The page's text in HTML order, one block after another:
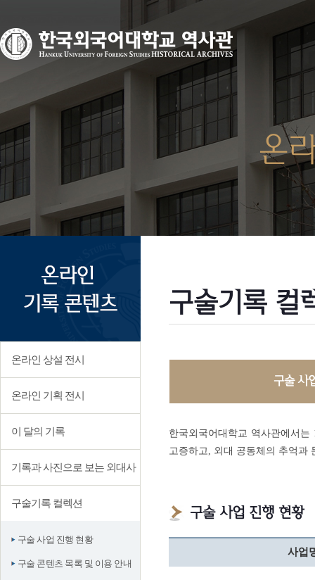
온라인 상설 전시
온라인 기획 전시
이 달의 기록
기록과 사진으로 보는 외대사
구술기록 컬렉션
구술 사업 진행 현황
구술 콘텐츠 목록 및 이용 안내
온
구술기록 컬
구술 사
한국외국어대학교 역사관에서
고증하고, 외대 공동체의 추억과
구술 사업 진행 현황
사업